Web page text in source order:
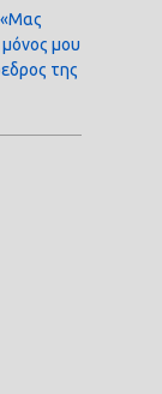
«Μας
μου
της